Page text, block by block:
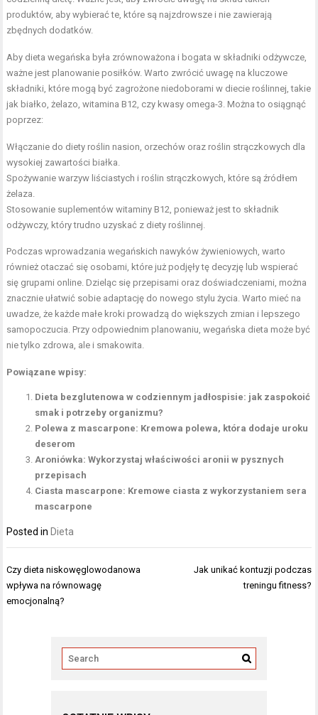
produktów, aby wybierać te, które są najzdrowsze i nie zawierają
zbędnych dodatków.
Aby dieta wegańska była zrównoważona i bogata w składniki odżywcze,
ważne jest planowanie posiłków. Warto zwrócić uwagę na kluczowe
składniki, które mogą być zagrożone niedoborami w diecie roślinnej, takie
jak białko, żelazo, witamina B12, czy kwasy omega-3. Można to osiągnąć
poprzez:
Włączanie do diety roślin nasion, orzechów oraz roślin strączkowych dla
wysokiej zawartości białka.
Spożywanie warzyw liściastych i roślin strączkowych, które są źródłem
żelaza.
Stosowanie suplementów witaminy B12, ponieważ jest to składnik
odżywczy, który trudno uzyskać z diety roślinnej.
Podczas wprowadzania wegańskich nawyków żywieniowych, warto
również otaczać się osobami, które już podjęły tę decyzję lub wspierać
się grupami online. Dzieląc się przepisami oraz doświadczeniami, można
znacznie ułatwić sobie adaptację do nowego stylu życia. Warto mieć na
uwadze, że każde małe kroki prowadzą do większych zmian i lepszego
samopoczucia. Przy odpowiednim planowaniu, wegańska dieta może być
nie tylko zdrowa, ale i smakowita.
Powiązane wpisy:
Dieta bezglutenowa w codziennym jadłospisie: jak zaspokoić
smak i potrzeby organizmu?
Polewa z mascarpone: Kremowa polewa, która dodaje uroku
deserom
Aroniówka: Wykorzystaj właściwości aronii w pysznych
przepisach
Ciasta mascarpone: Kremowe ciasta z wykorzystaniem sera
mascarpone
Posted in Dieta
Nawigacja
wpisu
Czy dieta niskowęglowodanowa
wpływa na równowagę
emocjonalną?
Jak unikać kontuzji podczas
treningu fitness?